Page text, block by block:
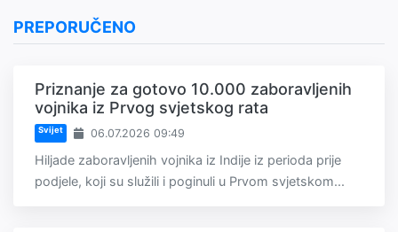
PREPORUČENO
Priznanje za gotovo 10.000 zaboravljenih
vojnika iz Prvog svjetskog rata
Svijet 06.07.2026 09:49
Hiljade zaboravljenih vojnika iz Indije iz perioda prije
podjele, koji su služili i poginuli u Prvom svjetskom...